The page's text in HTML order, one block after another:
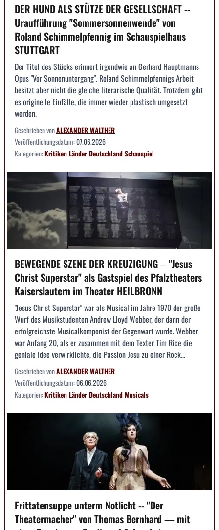
DER HUND ALS STÜTZE DER GESELLSCHAFT --
Uraufführung "Sommersonnenwende" von
Roland Schimmelpfennig im Schauspielhaus
STUTTGART
Der Titel des Stücks erinnert irgendwie an Gerhard Hauptmanns
Opus "Vor Sonnenuntergang". Roland Schimmelpfennigs Arbeit
besitzt aber nicht die gleiche literarische Qualität. Trotzdem gibt
es originelle Einfälle, die immer wieder plastisch umgesetzt
werden.
Geschrieben vonALEXANDER WALTHER
Veröffentlichungsdatum:07.06.2026
Kategorien:KritikenLänderDeutschlandSchauspiel
BEWEGENDE SZENE DER KREUZIGUNG -- "Jesus
Christ Superstar" als Gastspiel des Pfalztheaters
Kaiserslautern im Theater HEILBRONN
"Jesus Christ Superstar" war als Musical im Jahre 1970 der große
Wurf des Musikstudenten Andrew Lloyd Webber, der dann der
erfolgreichste Musicalkomponist der Gegenwart wurde. Webber
war Anfang 20, als er zusammen mit dem Texter Tim Rice die
geniale Idee verwirklichte, die Passion Jesu zu einer Rock...
Geschrieben vonALEXANDER WALTHER
Veröffentlichungsdatum:06.06.2026
Kategorien:KritikenLänderDeutschlandMusicals
Frittatensuppe unterm Notlicht -- "Der
Theatermacher" von Thomas Bernhard — mit